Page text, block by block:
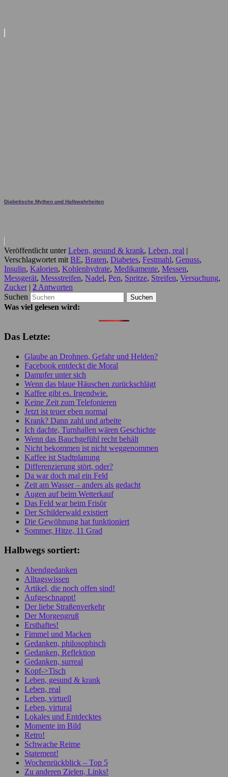
Diabetische Mythen und Halbwahrheiten
Veröffentlicht unter Leben, gesund & krank, Leben, real |
Verschlagwortet mit BE, Braten, Diabetes, Festmahl, Genuss,
Insulin, Kalorien, Kohlenhydrate, Medikamente, Messen,
Messgerät, Messstreifen, Nadel, Pen, Spritze, Streifen, Versuchung,
Zucker | 2 Antworten
Suchen
Was viel gelesen wird:
Das Letzte:
Glaube an Drohnen, Gefahr und Helden?
Facebook entdeckt die Moral
Dampfer unter sich
Wenn das blaue Häuschen zurückschlägt
Kaffee gibt es. Irgendwie.
Keine Zeit zum Telefonieren
Jetzt ist teuer eben normal
Krank? Dann zahl und arbeite
Ich dachte, Turnhallen wären Geschichte
Wenn das Bauchgefühl recht behält
Nicht bekommen ist nicht weggenommen
Kaffee ist Stadtplanung
Differenzierung stört, oder?
Da war doch mal ein Feld
Zeit am Wasser – anders als gedacht
Augen auf beim Wetterkauf
Das Feld war beim Frisör
Der Schilderwald existiert
Die Gewöhnung hat funktioniert
Sommer, Hitze, 11 Grad
Halbwegs sortiert:
Abendgedanken
Alltagswissen
Artikel, die noch offen sind!
Aufgeschnappt!
Der liebe Straßenverkehr
Der Morgengruß
Ersthaftes!
Fimmel und Macken
Gedanken, philosophisch
Gedanken, Reflektion
Gedanken, surreal
Kopf->Tisch
Leben, gesund & krank
Leben, real
Leben, virtuell
Leben, virtural
Lokales und Entdecktes
Momente im Bild
Retro!
Schwache Reime
Statement!
Wochenrückblick – Top 5
Zu anderen Zielen, Links!